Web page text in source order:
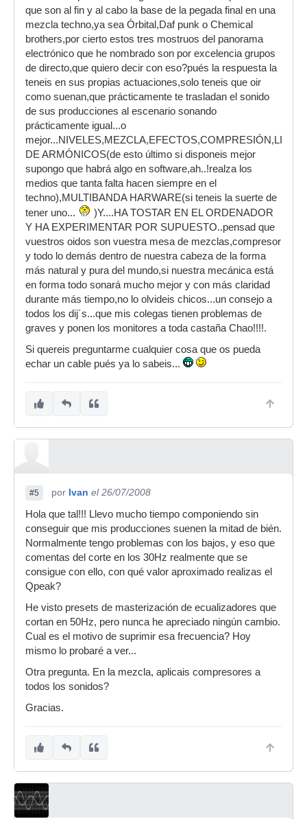
que son al fin y al cabo la base de la pegada final en una
mezcla techno,ya sea Órbital,Daf punk o Chemical
brothers,por cierto estos tres mostruos del panorama
electrónico que he nombrado son por excelencia grupos
de directo,que quiero decir con eso?pués la respuesta la
teneis en sus propias actuaciones,solo teneis que oir
como suenan,que prácticamente te trasladan el sonido
de sus producciones al escenario sonando
prácticamente igual...o
DE ARMÓNICOS(de esto último si disponeis mejor
supongo que habrá algo en software,ah..!realza los
medios que tanta falta hacen siempre en el
techno),MULTIBANDA HARWARE(si teneis la suerte de
tener uno...
)Y....HA TOSTAR EN EL ORDENADOR
Y HA EXPERIMENTAR POR SUPUESTO..pensad que
vuestros oidos son vuestra mesa de mezclas,compresor
y todo lo demás dentro de nuestra cabeza de la forma
más natural y pura del mundo,si nuestra mecánica está
en forma todo sonará mucho mejor y con más claridad
durante más tiempo,no lo olvideis chicos...un consejo a
todos los dij´s...que mis colegas tienen problemas de
graves y ponen los monitores a toda castaña Chao!!!!.
Si quereis preguntarme cualquier cosa que os pueda
echar un cable pués ya lo sabeis...
#5 por Ivan el 26/07/2008
Hola que tal!!! Llevo mucho tiempo componiendo sin
conseguir que mis producciones suenen la mitad de bién.
Normalmente tengo problemas con los bajos, y eso que
comentas del corte en los 30Hz realmente que se
consigue con ello, con qué valor aproximado realizas el
Qpeak?
He visto presets de masterización de ecualizadores que
cortan en 50Hz, pero nunca he apreciado ningún cambio.
Cual es el motivo de suprimir esa frecuencia? Hoy
mismo lo probaré a ver...
Otra pregunta. En la mezcla, aplicais compresores a
todos los sonidos?
Gracias.